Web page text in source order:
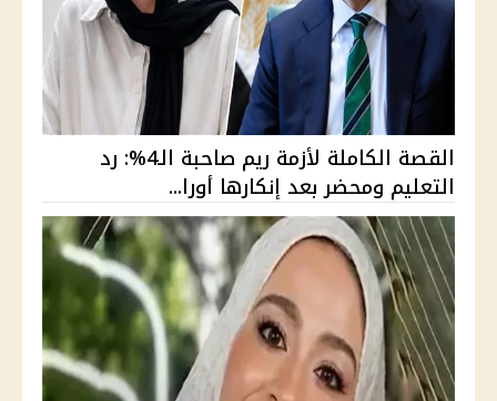
القصة الكاملة لأزمة ريم صاحبة الـ4%: رد
التعليم ومحضر بعد إنكارها أورا...